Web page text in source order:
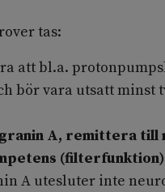
tas:
att bl.a.
bör vara utsatt minst
A, remittera till
(filterfunktion)
A utesluter inte